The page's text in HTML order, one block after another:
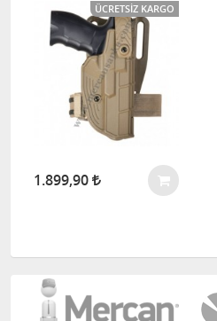
ÜCRETSIZ KARGO
1.899,90